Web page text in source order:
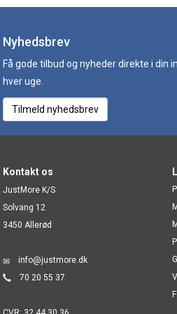
Nyhedsbrev
Få gode tilbud og nyheder direkte i din
hver uge.
Tilmeld nyhedsbrev
Kontakt os
JustMore K/S
Solvang 12
3450 Allerød
info@justmore.dk
70 20 55 37